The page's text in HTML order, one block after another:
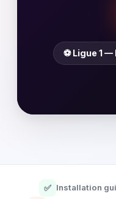
⚽ Ligue 1 —
✅ Installation